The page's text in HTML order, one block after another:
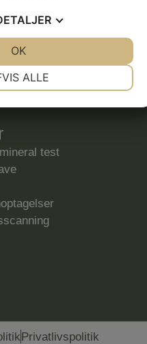
test
Privatlivspolitik
ALLE
OK